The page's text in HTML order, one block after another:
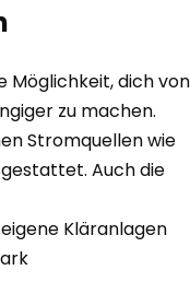
Möglichkeit, dich von
zu machen.
Stromquellen wie
Auch die
Kläranlagen